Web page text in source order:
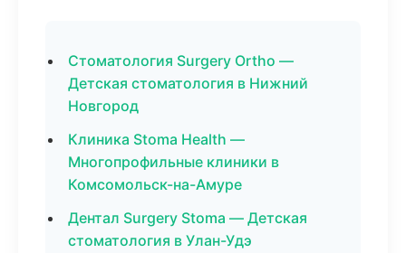
Стоматология Surgery Ortho —
Детская стоматология в Нижний
Новгород
Клиника Stoma Health —
Многопрофильные клиники в
Комсомольск-на-Амуре
Дентал Surgery Stoma — Детская
стоматология в Улан-Удэ